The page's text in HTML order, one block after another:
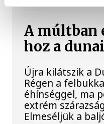
A múltban
hoz a
Újra kilátszik a
Régen a
éhínséggel, ma
extrém
Elmeséljük a